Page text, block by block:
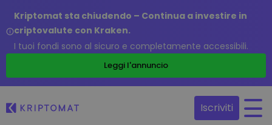
Kriptomat sta chiudendo – Continua a investire in
criptovalute con Kraken.
I tuoi fondi sono al sicuro e completamente accessibili.
Leggi l'annuncio
Iscriviti